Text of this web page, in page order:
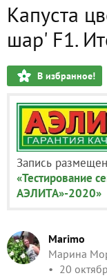
Капуста
шар' F1.
В избранное!
Запись
«Тестирование
АЭЛИТА»-2020»
Marimo
Марина
20